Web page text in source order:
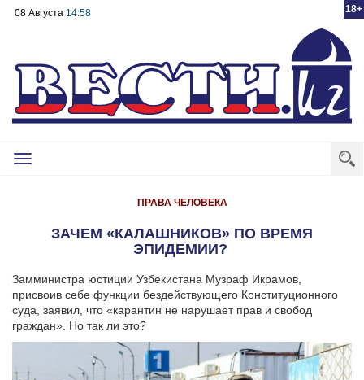
18+
08 Августа 14:58
Toggle
ПРАВА ЧЕЛОВЕКА
ЗАЧЕМ «КАЛАШНИКОВ» ПО ВРЕМЯ
ЭПИДЕМИИ?
Замминистра юстиции Узбекистана Музраф Икрамов,
присвоив себе функции бездействующего Конституционного
суда, заявил, что «карантин не нарушает прав и свобод
граждан». Но так ли это?